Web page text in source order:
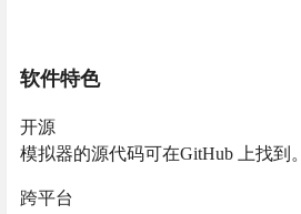
软件特色
开源
模拟器的源代码可在GitHub 上找到。
跨平台